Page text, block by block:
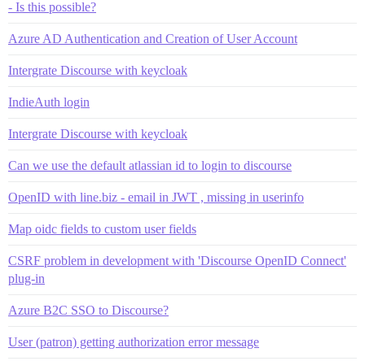
- Is this possible?
Azure AD Authentication and Creation of User Account
Intergrate Discourse with keycloak
IndieAuth login
Intergrate Discourse with keycloak
Can we use the default atlassian id to login to discourse
OpenID with line.biz - email in JWT , missing in userinfo
Map oidc fields to custom user fields
CSRF problem in development with 'Discourse OpenID Connect'
plug-in
Azure B2C SSO to Discourse?
User (patron) getting authorization error message